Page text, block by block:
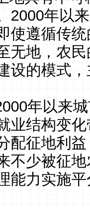
2000年以
使遵循传
无地，农
设的模式
年以来
业结构变
配征地利
不少被征
能力实施